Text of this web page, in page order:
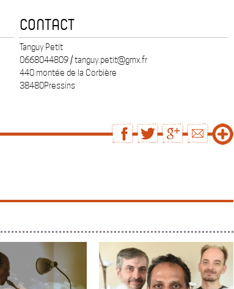
CONTACT
Tanguy Petit
0668044809 / tanguy.petit@gmx.fr
440 montée de la Corbière
38480Pressins